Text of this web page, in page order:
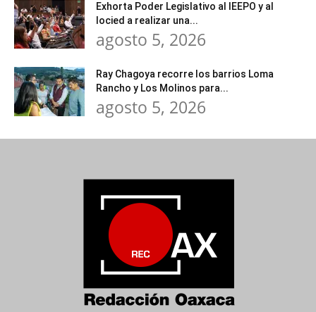
Exhorta Poder Legislativo al IEEPO y al
Iocied a realizar una...
agosto 5, 2026
Ray Chagoya recorre los barrios Loma
Rancho y Los Molinos para...
agosto 5, 2026